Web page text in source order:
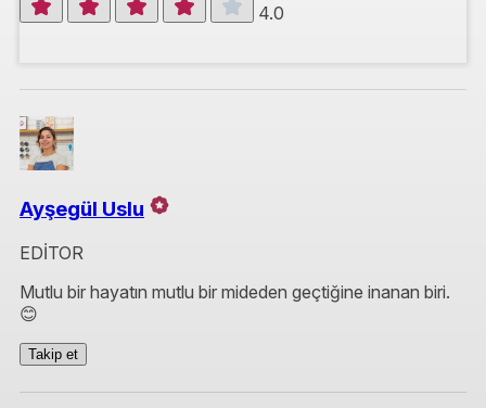
4.0
Ayşegül Uslu
EDİTOR
Mutlu bir hayatın mutlu bir mideden geçtiğine inanan biri.
😊
Takip et